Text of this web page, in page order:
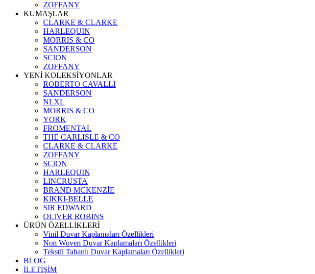
ZOFFANY
KUMAŞLAR
CLARKE & CLARKE
HARLEQUIN
MORRIS & CO
SANDERSON
SCION
ZOFFANY
YENİ KOLEKSİYONLAR
ROBERTO CAVALLI
SANDERSON
NLXL
MORRIS & CO
YORK
FROMENTAL
THE CARLISLE & CO
CLARKE & CLARKE
ZOFFANY
SCION
HARLEQUIN
LINCRUSTA
BRAND MCKENZİE
KIKKI-BELLE
SIR EDWARD
OLIVER ROBINS
ÜRÜN ÖZELLİKLERİ
Vinil Duvar Kaplamaları Özellikleri
Non Woven Duvar Kaplamaları Özellikleri
Tekstil Tabanlı Duvar Kaplamaları Özellikleri
BLOG
İLETİŞİM